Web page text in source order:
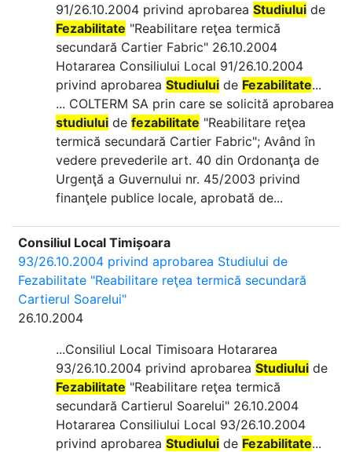
91/26.10.2004 privind aprobarea Studiului de
Fezabilitate "Reabilitare reţea termică
secundară Cartier Fabric" 26.10.2004
Hotararea Consiliului Local 91/26.10.2004
privind aprobarea Studiului de Fezabilitate...
... COLTERM SA prin care se solicită aprobarea
studiului de fezabilitate "Reabilitare reţea
termică secundară Cartier Fabric"; Având în
vedere prevederile art. 40 din Ordonanţa de
Urgenţă a Guvernului nr. 45/2003 privind
finanţele publice locale, aprobată de...
Consiliul Local Timișoara
93/26.10.2004 privind aprobarea Studiului de
Fezabilitate "Reabilitare reţea termică secundară
Cartierul Soarelui"
26.10.2004
...Consiliul Local Timisoara Hotararea
93/26.10.2004 privind aprobarea Studiului de
Fezabilitate "Reabilitare reţea termică
secundară Cartierul Soarelui" 26.10.2004
Hotararea Consiliului Local 93/26.10.2004
privind aprobarea Studiului de Fezabilitate...